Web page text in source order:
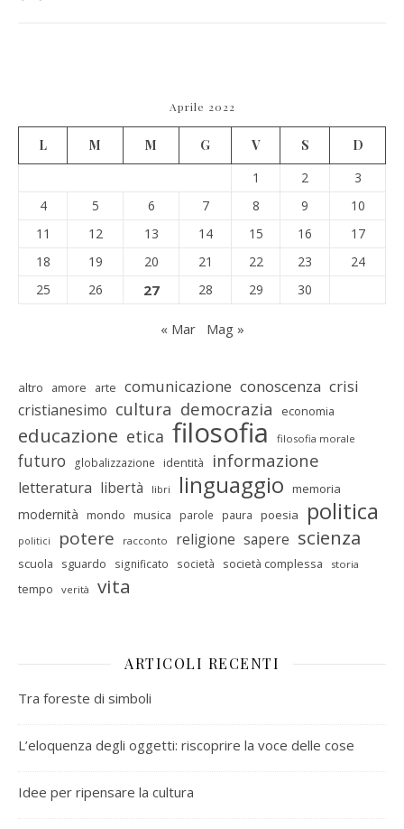
Aprile 2022
L M M G V S
D
1
2
3
4
5 6 7 8 9
10
11
12 13 14 15 16
17
18
19 20 21 22 23
24
25
26 27 28 29 30
« Mar Mag »
altro amore arte comunicazione conoscenza crisi
cristianesimo cultura democrazia economia
educazione etica filosofia filosofia morale
futuro globalizzazione identità informazione
letteratura libertà libri linguaggio memoria
modernità mondo musica parole paura poesia politica
politici potere racconto religione sapere scienza
scuola sguardo significato società società complessa storia
tempo verità vita
ARTICOLI RECENTI
Tra foreste di simboli
L’eloquenza degli oggetti: riscoprire la voce delle cose
Idee per ripensare la cultura